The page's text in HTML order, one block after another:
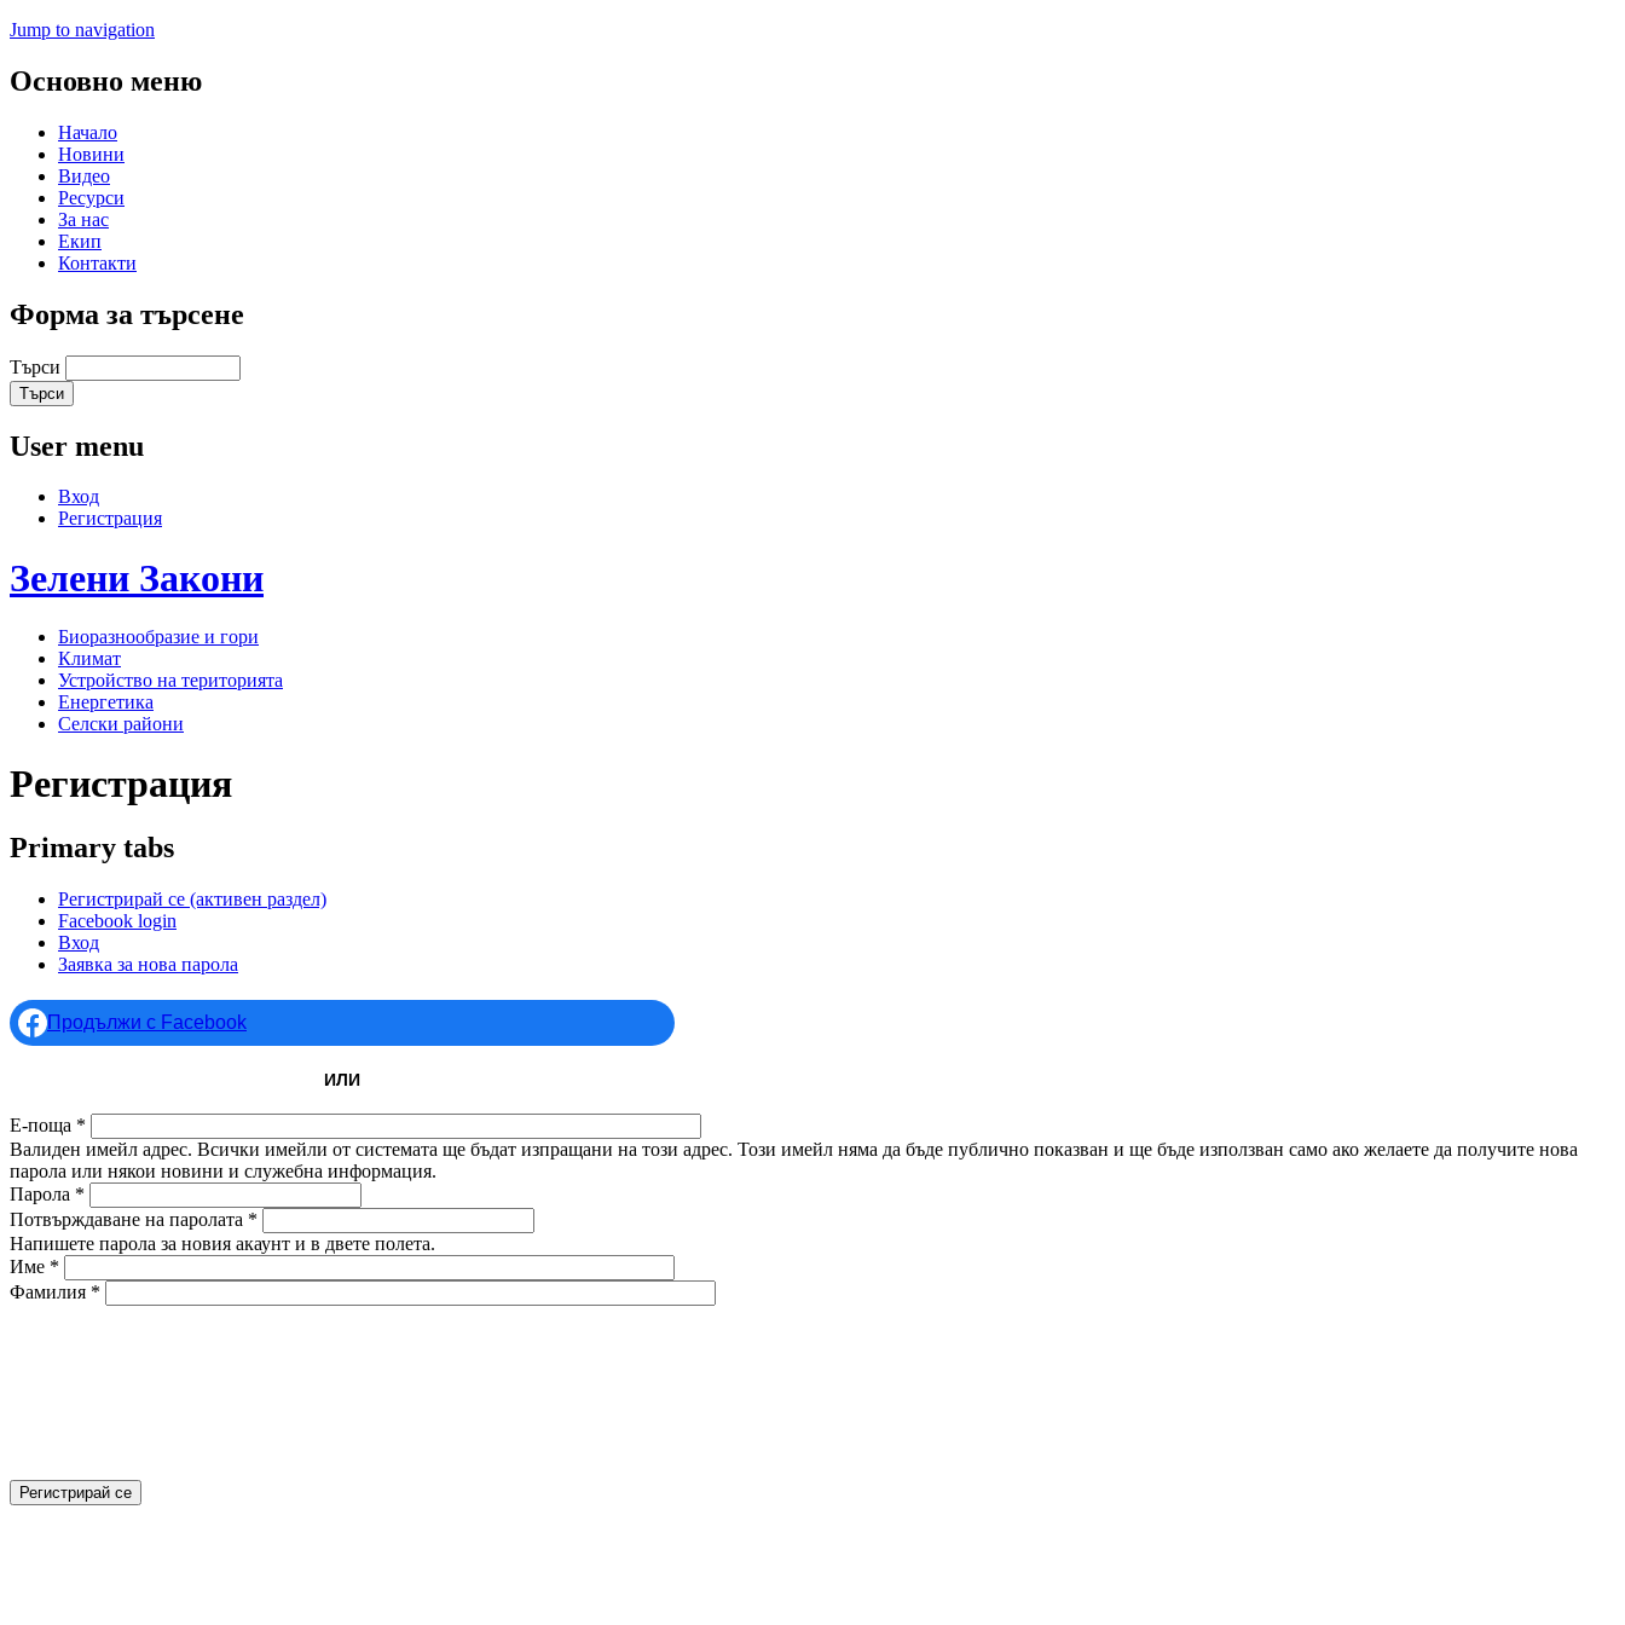
Jump to navigation
Основно меню
Начало
Новини
Видео
Ресурси
За нас
Екип
Контакти
Форма за търсене
Търси
User menu
Вход
Регистрация
Зелени Закони
Биоразнообразие и гори
Климат
Устройство на територията
Енергетика
Селски райони
Регистрация
Primary tabs
Регистрирай се (активен раздел)
Facebook login
Вход
Заявка за нова парола
Продължи с Facebook
ИЛИ
Е-поща *
Валиден имейл адрес. Всички имейли от системата ще бъдат изпращани на този адрес. Този имейл няма да бъде публично показван и ще бъде използван само ако желаете да получите нова
парола или някои новини и служебна информация.
Парола *
Потвърждаване на паролата *
Напишете парола за новия акаунт и в двете полета.
Име *
Фамилия *